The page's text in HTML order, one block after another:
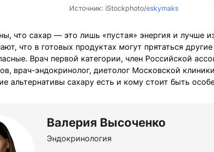
Источник: iStockphoto/eskymaks
что сахар — это лишь «пустая» энергия и лучше
что в готовых продуктах могут прятаться
Врач первой категории, член Российской
врач-эндокринолог, диетолог Московской
альтернативы сахару есть и кому стоит быть
Валерия Высоченко
Эндокринология